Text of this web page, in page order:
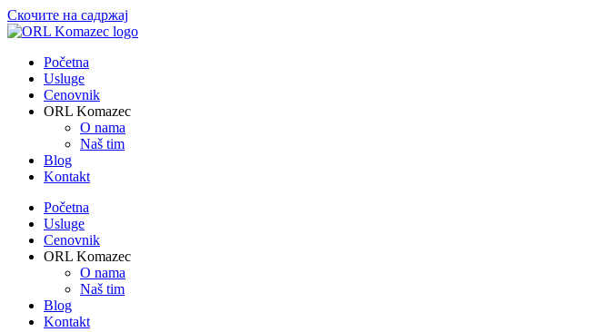
Скочите на садржај
Početna
Usluge
Cenovnik
ORL Komazec
O nama
Naš tim
Blog
Kontakt
Početna
Usluge
Cenovnik
ORL Komazec
O nama
Naš tim
Blog
Kontakt